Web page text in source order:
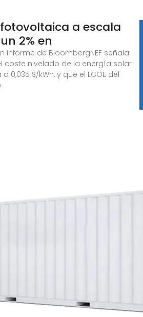
fotovoltaica a escala
2% en
informe de BloombergNEF señala
coste nivelado de la energía solar
0,035 $/kWh, y que el LCOE del